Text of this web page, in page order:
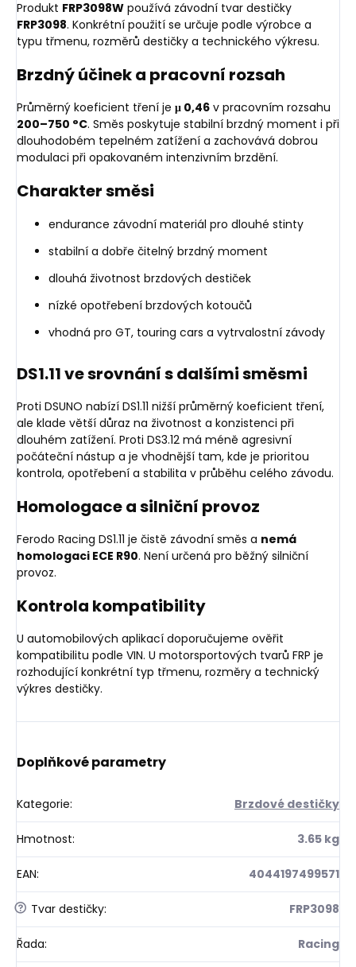
Produkt FRP3098W používá závodní tvar destičky
FRP3098. Konkrétní použití se určuje podle výrobce a
typu třmenu, rozměrů destičky a technického výkresu.
Brzdný účinek a pracovní rozsah
Průměrný koeficient tření je μ 0,46 v pracovním rozsahu
200–750 °C. Směs poskytuje stabilní brzdný moment i při
dlouhodobém tepelném zatížení a zachovává dobrou
modulaci při opakovaném intenzivním brzdění.
Charakter směsi
endurance závodní materiál pro dlouhé stinty
stabilní a dobře čitelný brzdný moment
dlouhá životnost brzdových destiček
nízké opotřebení brzdových kotoučů
vhodná pro GT, touring cars a vytrvalostní závody
DS1.11 ve srovnání s dalšími směsmi
Proti DSUNO nabízí DS1.11 nižší průměrný koeficient tření,
ale klade větší důraz na životnost a konzistenci při
dlouhém zatížení. Proti DS3.12 má méně agresivní
počáteční nástup a je vhodnější tam, kde je prioritou
kontrola, opotřebení a stabilita v průběhu celého závodu.
Homologace a silniční provoz
Ferodo Racing DS1.11 je čistě závodní směs a nemá
homologaci ECE R90. Není určená pro běžný silniční
provoz.
Kontrola kompatibility
U automobilových aplikací doporučujeme ověřit
kompatibilitu podle VIN. U motorsportových tvarů FRP je
rozhodující konkrétní typ třmenu, rozměry a technický
výkres destičky.
Doplňkové parametry
Kategorie: Brzdové destičky
Hmotnost: 3.65 kg
EAN: 4044197499571
? Tvar destičky: FRP3098
Řada: Racing